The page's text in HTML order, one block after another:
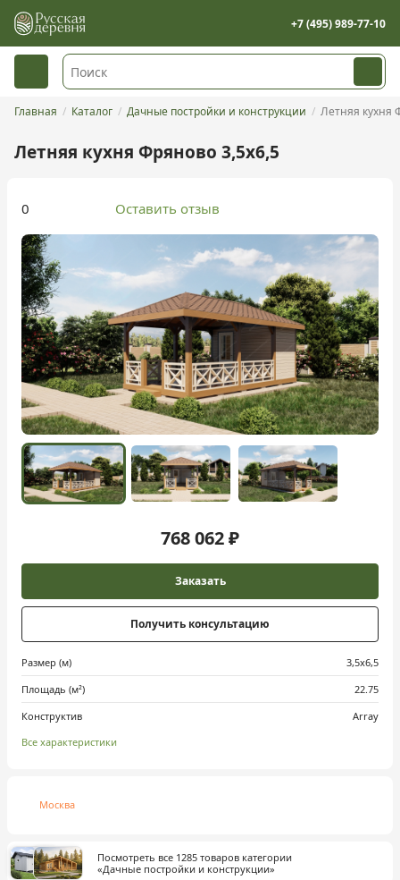
+7 (495) 989-77-10
Главная Каталог Дачные постройки и конструкции Летняя кухня
Летняя кухня Фряново 3,5х6,5
0 Оставить отзыв
768 062 ₽
Заказать
Получить консультацию
Размер (м)
3,5х6,5
Площадь (м²)
22.75
Конструктив
Array
Все характеристики
Москва
Посмотреть все 1285 товаров категории
«Дачные постройки и конструкции»